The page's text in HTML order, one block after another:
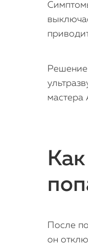
Решение
мастера
После
он